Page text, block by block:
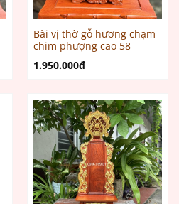
Bài vị thờ gỗ hương chạm
chim phượng cao 58
1.950.000₫